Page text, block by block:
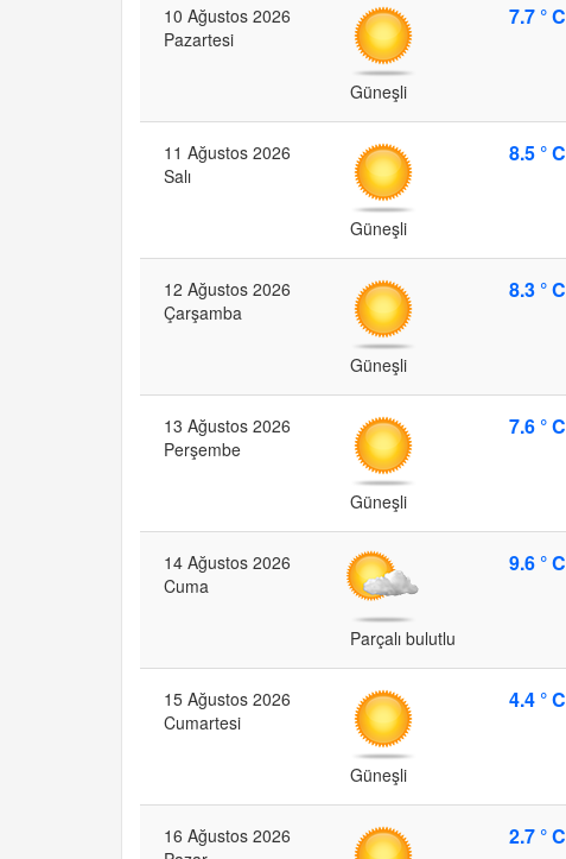
10 Ağustos 2026
Pazartesi
Güneşli
7.7 ° C
11 Ağustos 2026
Salı
Güneşli
8.5 ° C
12 Ağustos 2026
Çarşamba
Güneşli
8.3 ° C
13 Ağustos 2026
Perşembe
Güneşli
7.6 ° C
14 Ağustos 2026
Cuma
Parçalı bulutlu
9.6 ° C
15 Ağustos 2026
Cumartesi
Güneşli
4.4 ° C
16 Ağustos 2026
2.7 ° C